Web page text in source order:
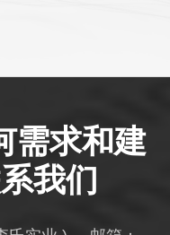
需求和建
我们